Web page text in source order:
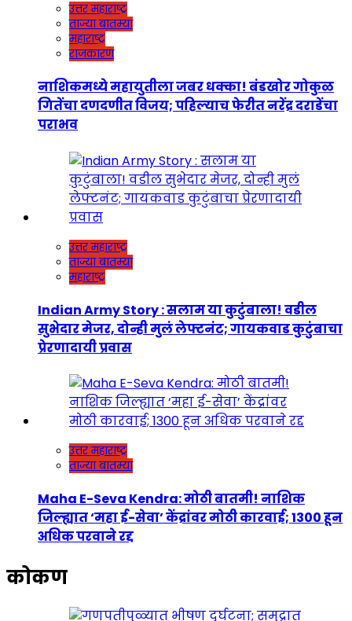
उत्तर महाराष्ट्र
ताज्या बातम्या
महाराष्ट्र
राजकारण
नाशिकमध्ये महायुतीला जबर धक्का! बंडखोर गोकुळ
गितेंचा दणदणीत विजय; पहिल्याच फेरीत नरेंद्र दराडेंचा
पराभव
उत्तर महाराष्ट्र
ताज्या बातम्या
महाराष्ट्र
Indian Army Story : सलाम या कुटुंबाला! वडील
सुभेदार मेजर, दोन्ही मुलं लेफ्टनंट; गायकवाड कुटुंबाचा
प्रेरणादायी प्रवास
उत्तर महाराष्ट्र
ताज्या बातम्या
Maha E-Seva Kendra: मोठी बातमी! नाशिक
जिल्ह्यात ‘महा ई-सेवा’ केंद्रांवर मोठी कारवाई; 1300 हून
अधिक परवाने रद्द
कोकण